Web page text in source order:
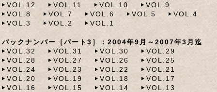
VOL.12
VOL.11 VOL.10
VOL.9
VOL.8
VOL.7 VOL.6 VOL.5
VOL.4
VOL.3
VOL.2 VOL.1
バックナンバー［パート3］：2004年9月～2007年3月迄
VOL.32
VOL.31 VOL.30
VOL.29
VOL.28
VOL.27 VOL.26
VOL.25
VOL.24
VOL.23 VOL.22
VOL.21
VOL.20
VOL.19 VOL.18
VOL.17
VOL.16
VOL.15 VOL.14
VOL.13